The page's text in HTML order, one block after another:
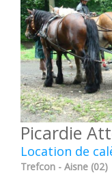
Picardie
Location de
Trefcon - Aisne (02)